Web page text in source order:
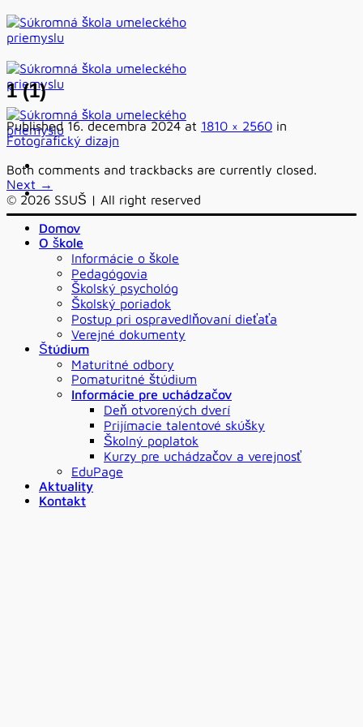
Skip
to
content
1 (1)
Published16. decembra 2024at 1810 × 2560 in
Fotografický dizajn
Both comments and trackbacks are currently closed.
Next →
© 2026 SSUŠ | All right reserved
Domov
O škole
Informácie o škole
Pedagógovia
Školský psychológ
Školský poriadok
Postup pri ospravedlňovaní dieťaťa
Verejné dokumenty
Štúdium
Maturitné odbory
Pomaturitné štúdium
Informácie pre uchádzačov
Deň otvorených dverí
Prijímacie talentové skúšky
Školný poplatok
Kurzy pre uchádzačov a verejnosť
EduPage
Aktuality
Kontakt